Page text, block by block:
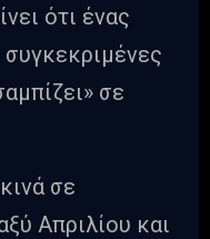
ότι ένας
σε
σε
Απριλίου και